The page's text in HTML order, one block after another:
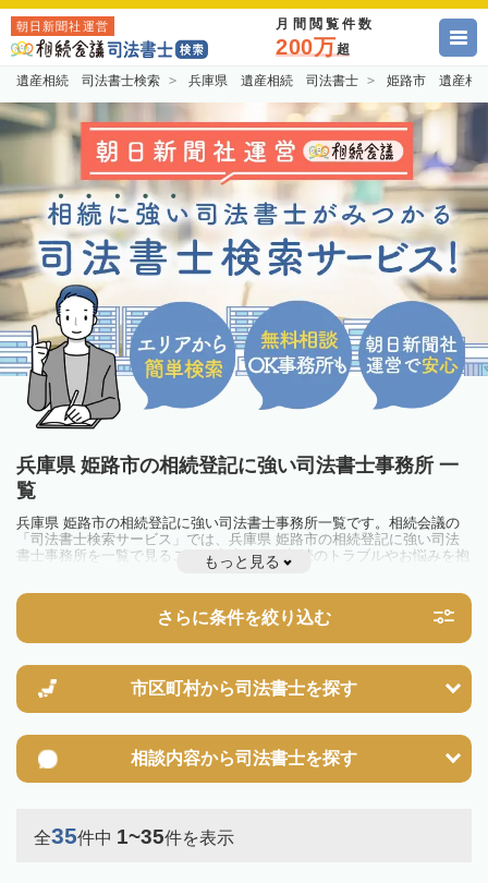
朝日新聞社運営 月間閲覧件数
200万超
遺産相続 司法書士検索 兵庫県 遺産相続 司法書士 姫路市 遺産相
兵庫県 姫路市の相続登記に強い司法書士事務所 一
覧
兵庫県 姫路市の相続登記に強い司法書士事務所一覧です。相続会議の
「司法書士検索サービス」では、兵庫県 姫路市の相続登記に強い司法
書士事務所を一覧で見ることが出来ます。相続のトラブルやお悩みを抱
えている方は一度近隣の司法書士に相談してみましょう。
不動産を相続した場合、相続を知った日から3年以内に登記しないと、
10万円以下の過料が科せられるため、速やかな手続きが必要です。義務
化前の相続も対象となるため注意しましょう。
す。その他の相続手続きも任せることが可能です。
また、義務化に伴い、相続人申告登記制度が創設されました。遺産分割
の話し合いがまとまらず登記できない場合は、この制度の活用を検討し
もっと見る
さらに条件を絞り込む
市区町村から司法書士を探す
相談内容から司法書士を探す
全35件中 1~35件を表示